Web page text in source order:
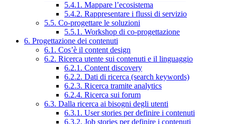
5.4.1. Mappare l’ecosistema
5.4.2. Rappresentare i flussi di servizio
5.5. Co-progettare le soluzioni
5.5.1. Workshop di co-progettazione
6. Progettazione dei contenuti
6.1. Cos’è il content design
6.2. Ricerca utente sui contenuti e il linguaggio
6.2.1. Content discovery
6.2.2. Dati di ricerca (search keywords)
6.2.3. Ricerca tramite analytics
6.2.4. Ricerca sui forum
6.3. Dalla ricerca ai bisogni degli utenti
6.3.1. User stories per definire i contenuti
6.3.2. Job stories per definire i contenuti